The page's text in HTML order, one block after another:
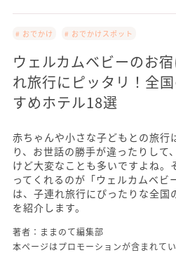
# おでかけ # おでかけスポット
ウェルカムベビーのお
れ旅行にピッタリ！全
すめホテル18選
赤ちゃんや小さな子どもとの旅行
り、お世話の勝手が違ったりして
けど大変なことも多いですよね。
ってくれるのが「ウェルカムベビ
は、子連れ旅行にぴったりな全国
を紹介します。
著者：ままのて編集部
本ページはプロモーションが含まれて